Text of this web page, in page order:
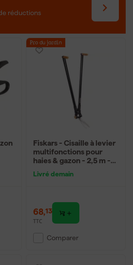
réductions
Pro du jardin
Fiskars - Cisaille à levier
multifonctions pour
haies & gazon - 2,5 m -
Livré demain
68,13
TTC
Comparer